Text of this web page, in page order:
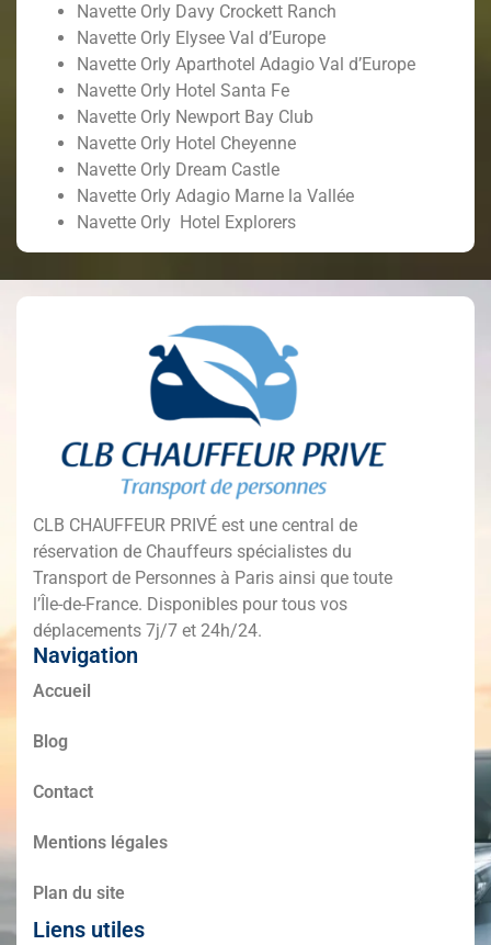
Navette Orly Davy Crockett Ranch
Navette Orly Elysee Val d’Europe
Navette Orly Aparthotel Adagio Val d’Europe
Navette Orly Hotel Santa Fe
Navette Orly Newport Bay Club
Navette Orly Hotel Cheyenne
Navette Orly Dream Castle
Navette Orly Adagio Marne la Vallée
Navette Orly Hotel Explorers
CLB CHAUFFEUR PRIVÉ est une central de
réservation de Chauffeurs spécialistes du
Transport de Personnes à Paris ainsi que toute
l’Île-de-France. Disponibles pour tous vos
déplacements 7j/7 et 24h/24.
Navigation
Accueil
Blog
Contact
Mentions légales
Plan du site
Liens utiles